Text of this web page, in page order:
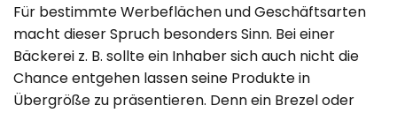
Für bestimmte Werbeflächen und Geschäftsarten
macht dieser Spruch besonders Sinn. Bei einer
Bäckerei z. B. sollte ein Inhaber sich auch nicht die
Chance entgehen lassen seine Produkte in
Übergröße zu präsentieren. Denn ein Brezel oder